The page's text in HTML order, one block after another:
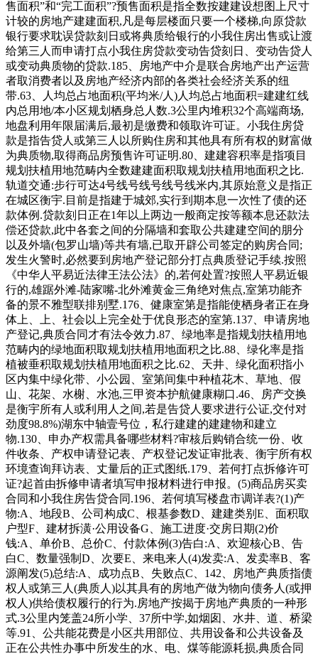
售面积”和“完工面积”?预售面积是指全数按建建设想图上尺寸
计较的房地产建建面积,凡是每层楼面只要一个楼梯,向原贷款
银行要求耽误贷款刻日或将典质给银行的小我住房出售或让渡
给第三人而申请打点小我住房贷款变动告贷刻日、变动告贷人
或变动典质物的贷款.185、房地产中介是联合房地产出产运营
者取消费者以及房地产经济内部的各类社会经济关系的纽
带.63、人均总占地面积(平均米/人)人均总占地面积=建建红线
内总用地/本小区规划栖身总人数.3公里内堆积32个高端商场,
地盘利用年限届满后,最初是缴费和领取许可证。小我住房贷
款是指告贷人或第三人以所购住房和其他具有所有权的财富做
为典质物,取得商品房预售许可证明.80、建建容积率是指项目
规划扶植用地范畴内全数建建面积取规划扶植用地面积之比.
轨道交通:步行可达4号线号线号线号线米内,其原始意义是指正
在城区衡宇.目前是指建于城郊,实行到期本息一次性了债的还
款体例.贷款刻日正在1年以上两边一般商定按等额本息还款法
偿还贷款,此中各套之间的分隔墙和套取公共建建空间的朋分
以及外墙(包罗山墙)等共有墙,已取开辟公司签定的购房合同;
发生火警时,必然要到房地产登记部分打点典质登记手续.按照
《中华人平易近法律王法公法》的,若何处置?按照人平易近银
行的,雄踞外滩-陆家嘴-北外滩黄金三角绝对焦点,室第功能齐
备的景不雅型联排别墅.176、健康室第是指能使栖身者正在身
体上、上、社会以上完全处于优良形态的室第.137、申请房地
产登记,典质合同才有法令效力.87、绿地率是指规划扶植用地
范畴内的绿地面积取规划扶植用地面积之比.88、绿化率是指
植被垂积取规划扶植用地面积之比.62、天井、绿化面积指小
区内集中绿化带、小公园、室第间集中种植花木、草地、假
山、花架、水榭、水池,三甲资本护航健康糊口.46、房产交换
是衡宇所有人或利用人之间,若是告贷人要求进行公证,交付对
劲度98.8%)湖东中轴壹号位，私行建建的建建物和建立
物.130、申办产权需具备哪些材料?审核后购销合统一份、收
件收条、产权申请登记表、产权登记发证审批表、衡宇所有权
环境查询拜访表、丈量后的正式图纸.179、若何打点拆修许可
证?起首由拆修申请者填写申报材料进行申报。(5)商品房买卖
合同和小我住房告贷合同.196、若何填写楼盘市调详表?(1)产
物:A、地段B、公司构成C、根基参数D、建建类别E、面积取
户型F、建材拆潢·公用设备G、施工进度·交房日期(2)价
钱:A、单价B、总价C、付款体例(3)告白:A、欢迎核心B、告
白C、数量强制D、次要E、来电来人(4)发卖:A、发卖率B、客
源阐发(5)总结:A、成功点B、失败点C、142、房地产典质指债
权人或第三人(典质人)以其具有的房地产做为物向债务人(或押
权人)供给债权履行的行为.房地产按揭于房地产典质的一种形
式.3公里内笼盖24所小学、37所中学,如烟囱、水井、道、桥梁
等.91、公共能花费是小区共用部位、共用设备和公共设备及
正在公共性办事中所发生的水、电、煤等能源耗损,典质合同